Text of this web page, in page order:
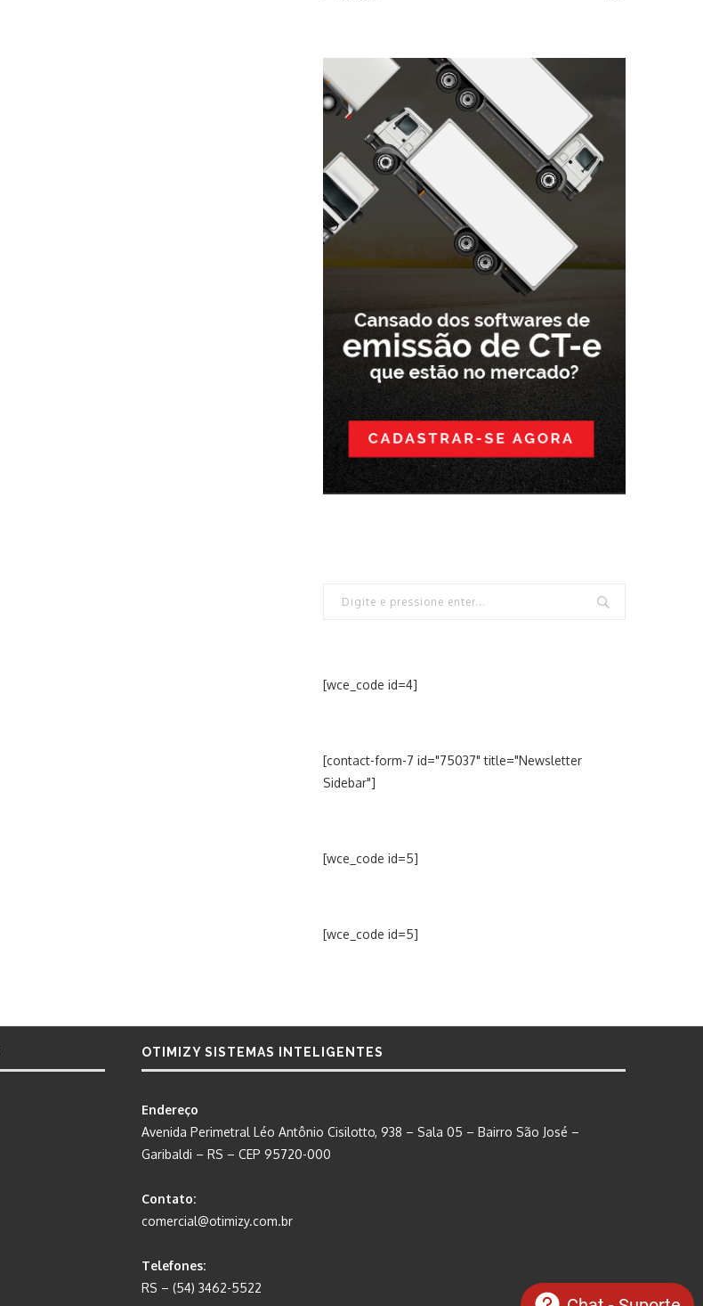
[wce_code id=4]
[contact-form-7 id="75037" title="Newsletter
Sidebar"]
[wce_code id=5]
[wce_code id=5]
OTIMIZY SISTEMAS INTELIGENTES
Endereço
Avenida Perimetral Léo Antônio Cisilotto, 938 – Sala 05 – Bairro São José –
Garibaldi – RS – CEP 95720-000
Contato:
comercial@otimizy.com.br
Telefones:
RS – (54) 3462-5522